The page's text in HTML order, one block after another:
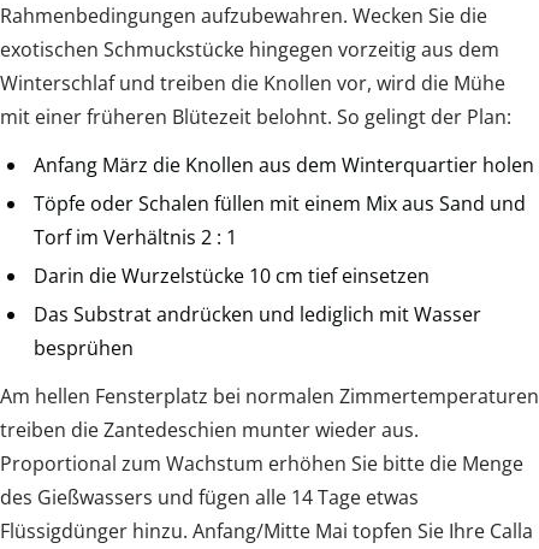
Rahmenbedingungen aufzubewahren. Wecken Sie die
exotischen Schmuckstücke hingegen vorzeitig aus dem
Winterschlaf und treiben die Knollen vor, wird die Mühe
mit einer früheren Blütezeit belohnt. So gelingt der Plan:
Anfang März die Knollen aus dem Winterquartier holen
Töpfe oder Schalen füllen mit einem Mix aus Sand und
Torf im Verhältnis 2 : 1
Darin die Wurzelstücke 10 cm tief einsetzen
Das Substrat andrücken und lediglich mit Wasser
besprühen
Am hellen Fensterplatz bei normalen Zimmertemperaturen
treiben die Zantedeschien munter wieder aus.
Proportional zum Wachstum erhöhen Sie bitte die Menge
des Gießwassers und fügen alle 14 Tage etwas
Flüssigdünger hinzu. Anfang/Mitte Mai topfen Sie Ihre Calla